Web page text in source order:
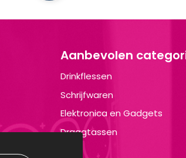
Aanbevolen
Drinkflessen
Schrijfwaren
Elektronica en Gadgets
Draagtassen